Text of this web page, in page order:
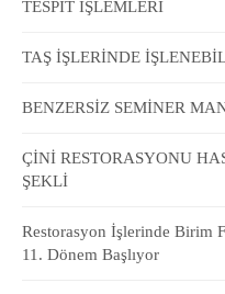
TESPİT İŞLEMLERİ
TAŞ İŞLERİNDE
BENZERSİZ SEMİNER
ÇİNİ RESTORASYONU
ŞEKLİ
Restorasyon İşlerinde Birim
11. Dönem Başlıyor